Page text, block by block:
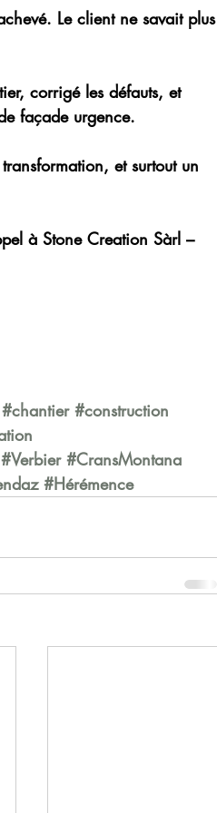
Le client ne savait plus
corrigé les défauts, et
façade urgence.
et surtout un
à Stone Creation Sàrl –
#chantier #construction
#Verbier #CransMontana
#Hérémence